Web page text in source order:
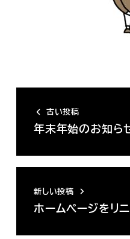
古い投稿
年末年始のお知ら
新しい投稿
ホームページをリ